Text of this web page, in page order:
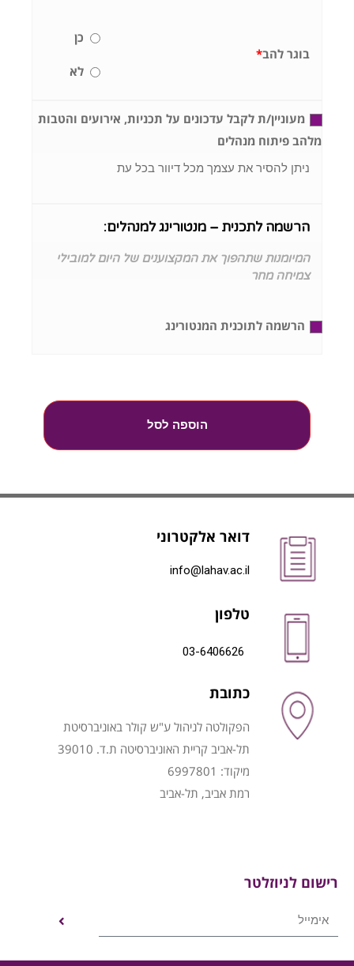
*בוגר להב
כן
לא
מעוניין/ת לקבל עדכונים על תכניות, אירועים והטבות
מלהב פיתוח מנהלים
ניתן להסיר את עצמך מכל דיוור בכל עת
הרשמה לתכנית – מנטורינג למנהלים:
המיומנות שתהפוך את המקצוענים של היום למובילי
צמיחה מחר
הרשמה לתוכנית המנטורינג
הוספה לסל
דואר אלקטרוני
info@lahav.ac.il
טלפון
03-6406626
כתובת
הפקולטה לניהול ע"ש קולר באוניברסיטת
תל-אביב קריית האוניברסיטה ת.ד. 39010
מיקוד: 6997801
רמת אביב, תל-אביב
רישום לניוזלטר